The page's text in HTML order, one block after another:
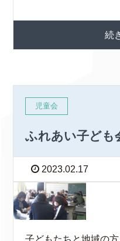
続
児童会
ふれあい子ども
2023.02.17